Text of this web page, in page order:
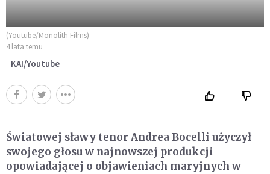
(Youtube/Monolith Films)
4 lata temu
KAI/Youtube
Światowej sławy tenor Andrea Bocelli użyczył
swojego głosu w najnowszej produkcji
opowiadającej o objawieniach maryjnych w